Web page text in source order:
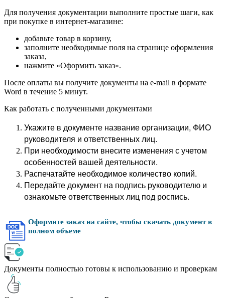
Для получения документации выполните простые шаги, как
при покупке в интернет-магазине:
добавьте товар в корзину,
заполните необходимые поля на странице оформления
заказа,
нажмите «Оформить заказ».
После оплаты вы получите документы на e-mail в формате
Word в течение 5 минут.
Как работать с полученными документами
Укажите в документе название организации, ФИО
руководителя и ответственных лиц.
При необходимости внесите изменения с учетом
особенностей вашей деятельности.
Распечатайте необходимое количество копий.
Передайте документ на подпись руководителю и
ознакомьте ответственных лиц под роспись.
Оформите заказ на сайте, чтобы скачать документ в
полном объеме
Документы полностью готовы к использованию и проверкам